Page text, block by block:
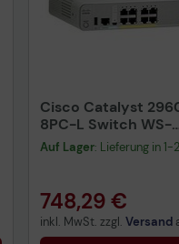
Cisco Catalyst
8PC-L Switch WS-
C2960CX-8PC-L
Auf Lager: Lieferung in
748,29 €
inkl. MwSt. zzgl. Versand